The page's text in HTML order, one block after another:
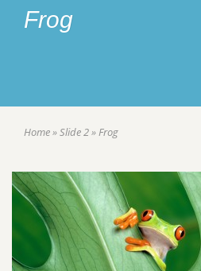
Frog
Home»Slide 2»Frog